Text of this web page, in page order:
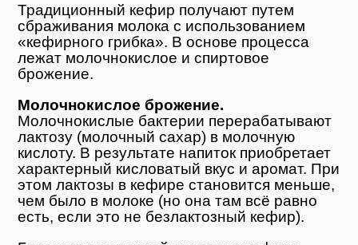
Традиционный кефир получают путем
сбраживания молока с использованием
«кефирного грибка». В основе процесса
лежат молочнокислое и спиртовое
брожение.
Молочнокислое брожение.
Молочнокислые бактерии перерабатывают
лактозу (молочный сахар) в молочную
кислоту. В результате напиток приобретает
характерный кисловатый вкус и аромат. При
этом лактозы в кефире становится меньше,
чем было в молоке (но она там всё равно
есть, если это не безлактозный кефир).